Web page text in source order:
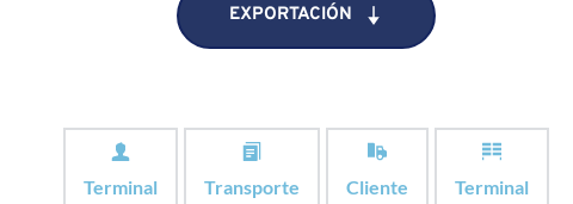
EXPORTACIÓN
Terminal Transporte Cliente Terminal